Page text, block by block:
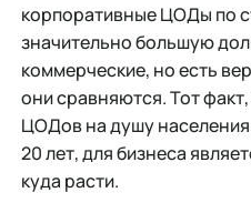
корпоративные ЦОДы по
значительно большую
коммерческие, но есть
они сравняются. Тот
ЦОДов на душу населения
20 лет, для бизнеса
куда расти.